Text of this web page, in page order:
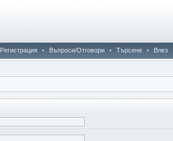
Регистрация • Въпроси/Отговори • Търсене • Влез